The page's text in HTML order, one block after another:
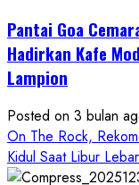
ROCK
Baru,
Padukan
Keindahan
Alam
Pantai Goa
Hadirkan Kafe
Lampion
Posted on 3 bulan
On The Rock,
Kidul Saat Libur